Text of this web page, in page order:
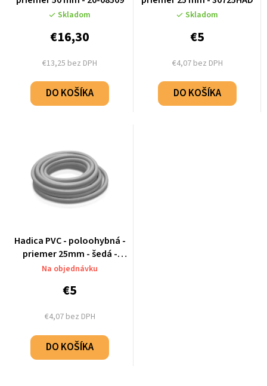
Skladom
€13,25 bez DPH
€16,30
DO KOŠÍKA
Skladom
€4,07 bez DPH
€5
DO KOŠÍKA
Hadica PVC - poloohybná -
priemer 25mm - šedá -
30725-1HAD
Na objednávku
€4,07 bez DPH
€5
DO KOŠÍKA